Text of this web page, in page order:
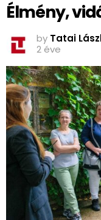
Élmény,
by Tatai
2 éve